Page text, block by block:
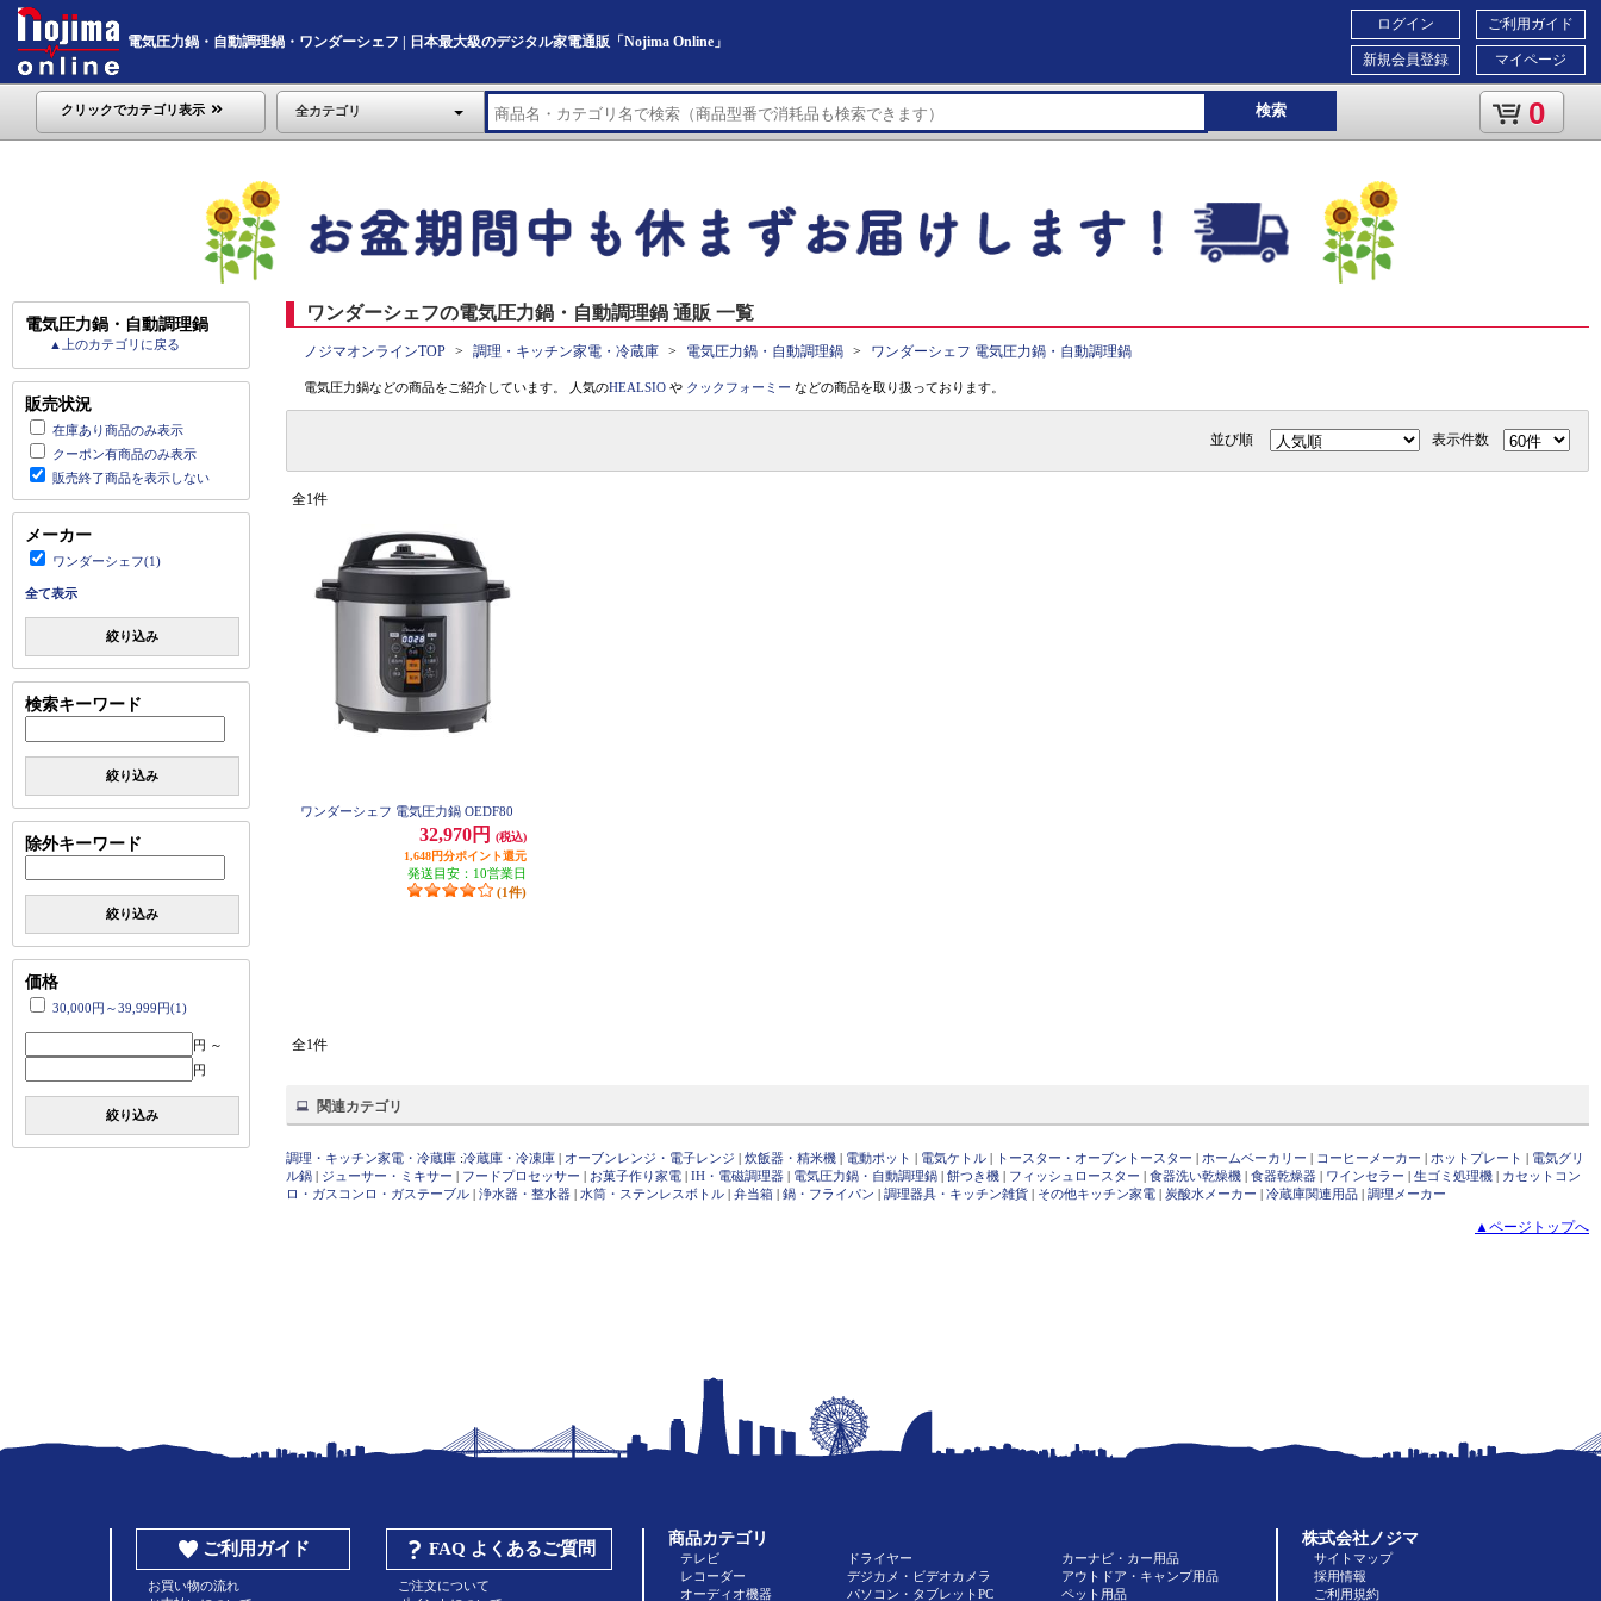
電気圧力鍋・自動調理鍋・ワンダーシェフ | 日本最大級のデジタル家電通販「Nojima Online」
ご利用ガイド
マイページ
ログイン
新規会員登録
クリックでカテゴリ表示 全カテゴリ 検索 0
電気圧力鍋・自動調理鍋
▲上のカテゴリに戻る
販売状況
在庫あり商品のみ表示
クーポン有商品のみ表示
販売終了商品を表示しない
メーカー
ワンダーシェフ(1)
全て表示
絞り込み
検索キーワード
絞り込み
除外キーワード
絞り込み
価格
30,000円～39,999円(1)
円 ～
円
絞り込み
ワンダーシェフの電気圧力鍋・自動調理鍋 通販 一覧
ノジマオンラインTOP 調理・キッチン家電・冷蔵庫 電気圧力鍋・自動調理鍋 ワンダーシェフ 電気圧力鍋・自動調理鍋
電気圧力鍋などの商品をご紹介しています。 人気のHEALSIO や クックフォーミー などの商品を取り扱っております。
並び順 表示件数
全1件
ワンダーシェフ 電気圧力鍋 OEDF80
32,970円
(税込)
1,648円分ポイント還元
発送目安：10営業日
(1件)
全1件
関連カテゴリ
調理・キッチン家電・冷蔵庫 :冷蔵庫・冷凍庫 | オーブンレンジ・電子レンジ | 炊飯器・精米機 | 電動ポット | 電気ケトル | トースター・オーブントースター | ホームベーカリー | コーヒーメーカー | ホットプレート | 電気グリ
ル鍋 | ジューサー・ミキサー | フードプロセッサー | お菓子作り家電 | IH・電磁調理器 | 電気圧力鍋・自動調理鍋 | 餅つき機 | フィッシュロースター | 食器洗い乾燥機 | 食器乾燥器 | ワインセラー | 生ゴミ処理機 | カセットコン
ロ・ガスコンロ・ガステーブル | 浄水器・整水器 | 水筒・ステンレスボトル | 弁当箱 | 鍋・フライパン | 調理器具・キッチン雑貨 | その他キッチン家電 | 炭酸水メーカー | 冷蔵庫関連用品 | 調理メーカー
▲ページトップへ
ご利用ガイド
お買い物の流れ
FAQ よくあるご質問
ご注文について
商品カテゴリ
テレビ
レコーダー
オーディオ機器
ドライヤー
デジカメ・ビデオカメラ
パソコン・タブレットPC
カーナビ・カー用品
アウトドア・キャンプ用品
ペット用品
株式会社ノジマ
サイトマップ
採用情報
ご利用規約